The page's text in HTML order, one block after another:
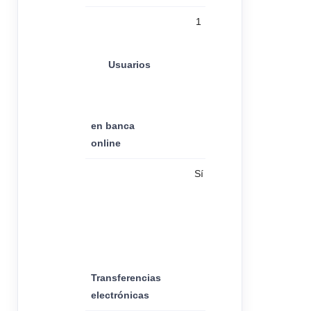
Usuarios
en banca
online
1
Transferencias
electrónicas
Sí